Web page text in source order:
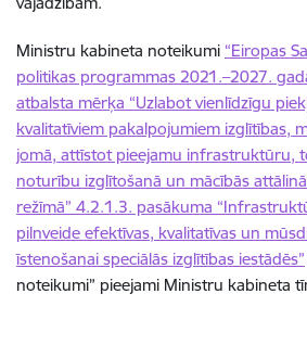
Ministru kabineta noteikumi “Eiropas
politikas programmas 2021.–2027.
atbalsta mērķa “Uzlabot vienlīdzīgu
kvalitatīviem pakalpojumiem izglītības,
jomā, attīstot pieejamu infrastruktūru,
noturību izglītošanā un mācībās
režīmā” 4.2.1.3. pasākuma
pilnveide efektīvas, kvalitatīvas un
īstenošanai speciālās izglītības iestādēs”
noteikumi” pieejami Ministru kabineta